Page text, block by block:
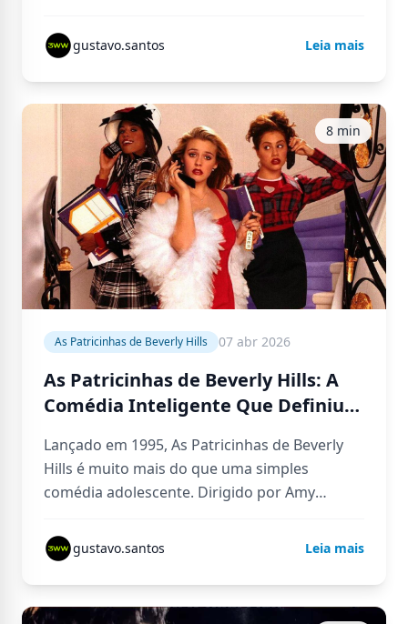
gustavo.santos Leia mais
8 min
As Patricinhas de Beverly Hills 07 abr 2026
As Patricinhas de Beverly Hills: A
Comédia Inteligente Que Definiu
Lançado em 1995, As Patricinhas de Beverly
Hills é muito mais do que uma simples
comédia adolescente. Dirigido por Amy
gustavo.santos Leia mais